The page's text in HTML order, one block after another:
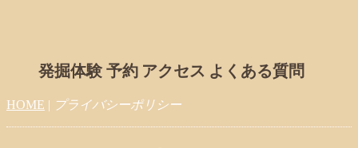
発掘体験 予約 アクセス よくある質問
HOME | プライバシーポリシー